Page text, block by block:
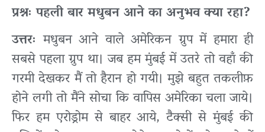
प्रश्नः पहली बार मधुबन आने का अनुभव क्या रहा?
उत्तरः मधुबन आने वाले अमेरिकन ग्रुप में हमारा ही
सबसे पहला ग्रुप था। जब हम मुंबई में उतरे तो वहाँ की
गरमी देखकर मैं तो हैरान हो गयी। मुझे बहुत तकलीफ़
होने लगी तो मैंने सोचा कि वापिस अमेरिका चला जाये।
फिर हम एरोड्रोम से बाहर आये, टैक्सी से मुंबई की